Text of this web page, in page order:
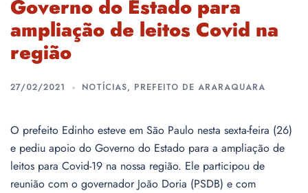
Governo do Estado para
ampliação de leitos Covid na
região
27/02/2021 NOTÍCIAS, PREFEITO DE ARARAQUARA
O prefeito Edinho esteve em São Paulo nesta sexta-feira (26)
e pediu apoio do Governo do Estado para a ampliação de
leitos para Covid-19 na nossa região. Ele participou de
reunião com o governador João Doria (PSDB) e com